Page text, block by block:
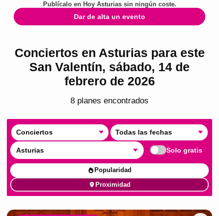
Publícalo en Hoy Asturiassin ningún coste.
Dar de alta un evento
Conciertos en Asturias para este
San Valentín, sábado, 14 de
febrero de 2026
8 planes encontrados
Conciertos Todas las fechas
Asturias Solo gratis
Popularidad
Proximidad